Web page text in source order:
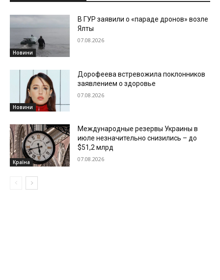
Новини
В ГУР заявили о «параде дронов» возле
Ялты
07.08.2026
Новини
Дорофеева встревожила поклонников
заявлением о здоровье
07.08.2026
Країна
Международные резервы Украины в
июле незначительно снизились – до
$51,2 млрд
07.08.2026